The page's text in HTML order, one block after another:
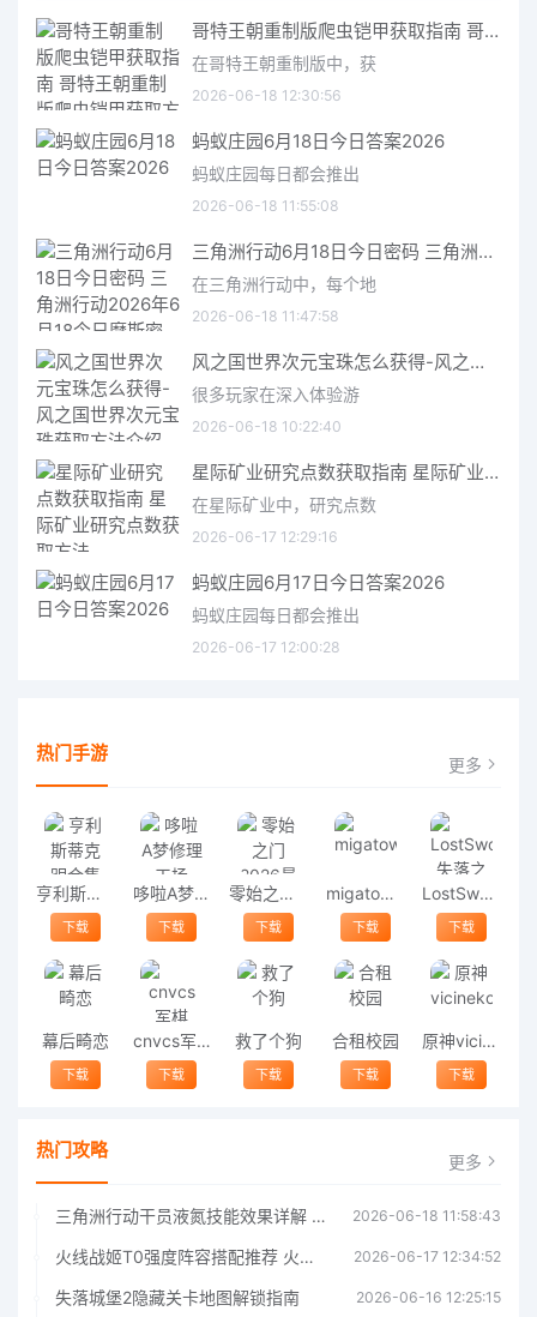
哥特王朝重制版爬虫铠甲获取指南 哥特王朝重制版爬虫铠甲获取方法
在哥特王朝重制版中，获
2026-06-18 12:30:56
蚂蚁庄园6月18日今日答案2026
蚂蚁庄园每日都会推出
2026-06-18 11:55:08
三角洲行动6月18日今日密码 三角洲行动2026年6月18今日摩斯密码分享
在三角洲行动中，每个地
2026-06-18 11:47:58
风之国世界次元宝珠怎么获得-风之国世界次元宝珠获取方法介绍
很多玩家在深入体验游
2026-06-18 10:22:40
星际矿业研究点数获取指南 星际矿业研究点数获取方法
在星际矿业中，研究点数
2026-06-17 12:29:16
蚂蚁庄园6月17日今日答案2026
蚂蚁庄园每日都会推出
2026-06-17 12:00:28
热门手游 更多
亨利斯蒂克明合集
下载
哆啦A梦修理工场
下载
零始之门2026最新版
下载
migatowemyworld1.68
下载
LostSword失落之剑
下载
幕后畸恋
下载
cnvcs军棋
下载
救了个狗
下载
合租校园
下载
原神vicineko
下载
热门攻略 更多
三角洲行动干员液氮技能效果详解 三角洲行动干员液氮技能介绍 2026-06-18 11:58:43
火线战姬T0强度阵容搭配推荐 火线战姬T0强度阵容哪个好 2026-06-17 12:34:52
失落城堡2隐藏关卡地图解锁指南 2026-06-16 12:25:15